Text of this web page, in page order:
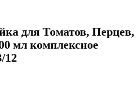
для Томатов, Перцев,
мл комплексное
12